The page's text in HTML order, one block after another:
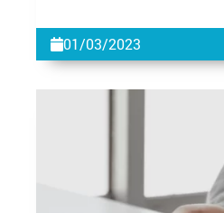
01/03/2023